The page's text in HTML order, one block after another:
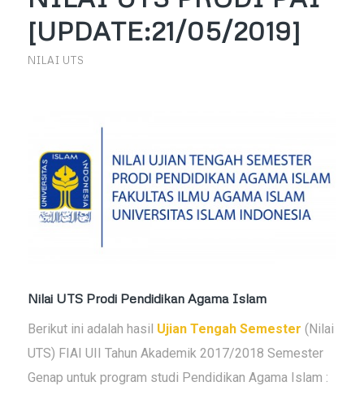
[UPDATE:21/05/2019]
NILAI UTS
Nilai UTS Prodi Pendidikan Agama Islam
Berikut ini adalah hasil Ujian Tengah Semester (Nilai
UTS) FIAI UII Tahun Akademik 2017/2018 Semester
Genap untuk program studi Pendidikan Agama Islam :